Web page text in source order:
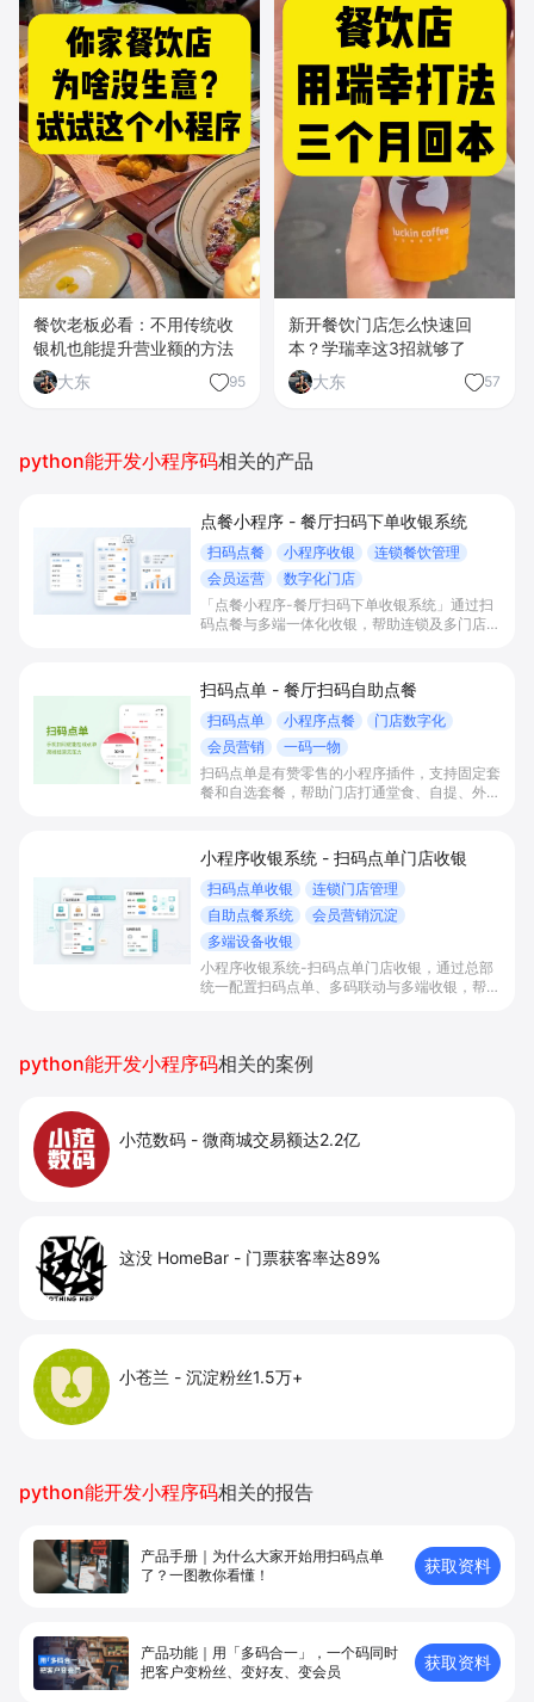
餐饮老板必看：不用传统收
银机也能提升营业额的方法
大东
95
新开餐饮门店怎么快速回
本？学瑞幸这3招就够了
大东
57
python能开发小程序码相关的产品
点餐小程序 - 餐厅扫码下单收银系统
扫码点餐 小程序收银
连锁餐饮管理
会员运营
数字化门店
「点餐小程序-餐厅扫码下单收银系统」通过扫
码点餐与多端一体化收银，帮助连锁及多门店餐
扫码点单 - 餐厅扫码自助点餐
扫码点单 小程序点餐
门店数字化
会员营销
一码一物
扫码点单是有赞零售的小程序插件，支持固定套
餐和自选套餐，帮助门店打通堂食、自提、外送
小程序收银系统 - 扫码点单门店收银
扫码点单收银
连锁门店管理
自助点餐系统
会员营销沉淀
多端设备收银
小程序收银系统-扫码点单门店收银，通过总部
统一配置扫码点单、多码联动与多端收银，帮助
python能开发小程序码相关的案例
小范数码 - 微商城交易额达2.2亿
这没 HomeBar - 门票获客率达89%
小苍兰 - 沉淀粉丝1.5万+
python能开发小程序码相关的报告
产品手册｜为什么大家开始用扫码点单
了？一图教你看懂！
获取资料
产品功能｜用「多码合一」，一个码同时
把客户变粉丝、变好友、变会员
获取资料